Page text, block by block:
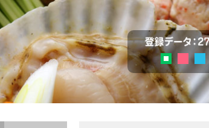
ハピルス カロリーチェック
ピンク